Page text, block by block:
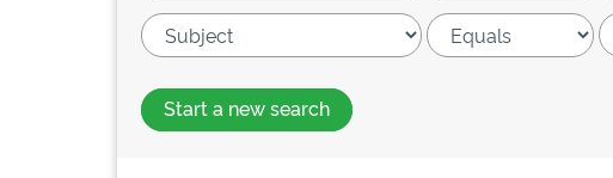
Start a new search